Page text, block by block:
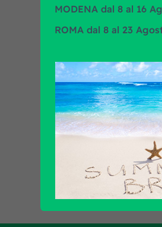
Scopri
MODENA dal 8 al 16
ROMA dal 8 al 23